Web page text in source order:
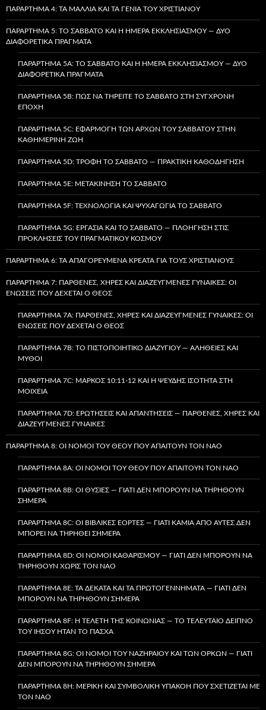
ΠΑΡΆΡΤΗΜΑ 4: ΤΑ ΜΑΛΛΙΆ ΚΑΙ ΤΑ ΓΈΝΙΑ ΤΟΥ ΧΡΙΣΤΙΑΝΟΎ
ΠΑΡΆΡΤΗΜΑ 5: ΤΟ ΣΆΒΒΑΤΟ ΚΑΙ Η ΗΜΈΡΑ ΕΚΚΛΗΣΙΑΣΜΟΎ — ΔΎΟ
ΔΙΑΦΟΡΕΤΙΚΆ ΠΡΆΓΜΑΤΑ
ΠΑΡΆΡΤΗΜΑ 5A: ΤΟ ΣΆΒΒΑΤΟ ΚΑΙ Η ΗΜΈΡΑ ΕΚΚΛΗΣΙΑΣΜΟΎ — ΔΎΟ
ΔΙΑΦΟΡΕΤΙΚΆ ΠΡΆΓΜΑΤΑ
ΠΑΡΆΡΤΗΜΑ 5B: ΠΏΣ ΝΑ ΤΗΡΕΊΤΕ ΤΟ ΣΆΒΒΑΤΟ ΣΤΗ ΣΎΓΧΡΟΝΗ
ΕΠΟΧΉ
ΠΑΡΆΡΤΗΜΑ 5C: ΕΦΑΡΜΟΓΉ ΤΩΝ ΑΡΧΏΝ ΤΟΥ ΣΑΒΒΆΤΟΥ ΣΤΗΝ
ΚΑΘΗΜΕΡΙΝΉ ΖΩΉ
ΠΑΡΆΡΤΗΜΑ 5D: ΤΡΟΦΉ ΤΟ ΣΆΒΒΑΤΟ — ΠΡΑΚΤΙΚΉ ΚΑΘΟΔΉΓΗΣΗ
ΠΑΡΆΡΤΗΜΑ 5E: ΜΕΤΑΚΊΝΗΣΗ ΤΟ ΣΆΒΒΑΤΟ
ΠΑΡΆΡΤΗΜΑ 5F: ΤΕΧΝΟΛΟΓΊΑ ΚΑΙ ΨΥΧΑΓΩΓΊΑ ΤΟ ΣΆΒΒΑΤΟ
ΠΑΡΆΡΤΗΜΑ 5G: ΕΡΓΑΣΊΑ ΚΑΙ ΤΟ ΣΆΒΒΑΤΟ — ΠΛΟΉΓΗΣΗ ΣΤΙΣ
ΠΡΟΚΛΉΣΕΙΣ ΤΟΥ ΠΡΑΓΜΑΤΙΚΟΎ ΚΌΣΜΟΥ
ΠΑΡΆΡΤΗΜΑ 6: ΤΑ ΑΠΑΓΟΡΕΥΜΈΝΑ ΚΡΈΑΤΑ ΓΙΑ ΤΟΥΣ ΧΡΙΣΤΙΑΝΟΎΣ
ΠΑΡΆΡΤΗΜΑ 7: ΠΑΡΘΈΝΕΣ, ΧΉΡΕΣ ΚΑΙ ΔΙΑΖΕΥΓΜΈΝΕΣ ΓΥΝΑΊΚΕΣ: ΟΙ
ΕΝΏΣΕΙΣ ΠΟΥ ΔΈΧΕΤΑΙ Ο ΘΕΌΣ
ΠΑΡΆΡΤΗΜΑ 7A: ΠΑΡΘΈΝΕΣ, ΧΉΡΕΣ ΚΑΙ ΔΙΑΖΕΥΓΜΈΝΕΣ ΓΥΝΑΊΚΕΣ: ΟΙ
ΕΝΏΣΕΙΣ ΠΟΥ ΔΈΧΕΤΑΙ Ο ΘΕΌΣ
ΠΑΡΆΡΤΗΜΑ 7B: ΤΟ ΠΙΣΤΟΠΟΙΗΤΙΚΌ ΔΙΑΖΥΓΊΟΥ — ΑΛΉΘΕΙΕΣ ΚΑΙ
ΜΎΘΟΙ
ΠΑΡΆΡΤΗΜΑ 7C: ΜΆΡΚΟΣ 10:11-12 ΚΑΙ Η ΨΕΥΔΉΣ ΙΣΌΤΗΤΑ ΣΤΗ
ΜΟΙΧΕΊΑ
ΠΑΡΆΡΤΗΜΑ 7D: ΕΡΩΤΉΣΕΙΣ ΚΑΙ ΑΠΑΝΤΉΣΕΙΣ — ΠΑΡΘΈΝΕΣ, ΧΉΡΕΣ ΚΑΙ
ΔΙΑΖΕΥΓΜΈΝΕΣ ΓΥΝΑΊΚΕΣ
ΠΑΡΆΡΤΗΜΑ 8: ΟΙ ΝΌΜΟΙ ΤΟΥ ΘΕΟΎ ΠΟΥ ΑΠΑΙΤΟΎΝ ΤΟΝ ΝΑΌ
ΠΑΡΆΡΤΗΜΑ 8A: ΟΙ ΝΌΜΟΙ ΤΟΥ ΘΕΟΎ ΠΟΥ ΑΠΑΙΤΟΎΝ ΤΟΝ ΝΑΌ
ΠΑΡΆΡΤΗΜΑ 8B: ΟΙ ΘΥΣΊΕΣ — ΓΙΑΤΊ ΔΕΝ ΜΠΟΡΟΎΝ ΝΑ ΤΗΡΗΘΟΎΝ
ΣΉΜΕΡΑ
ΠΑΡΆΡΤΗΜΑ 8C: ΟΙ ΒΙΒΛΙΚΈΣ ΕΟΡΤΈΣ — ΓΙΑΤΊ ΚΑΜΊΑ ΑΠΌ ΑΥΤΈΣ ΔΕΝ
ΜΠΟΡΕΊ ΝΑ ΤΗΡΗΘΕΊ ΣΉΜΕΡΑ
ΠΑΡΆΡΤΗΜΑ 8D: ΟΙ ΝΌΜΟΙ ΚΑΘΑΡΙΣΜΟΎ — ΓΙΑΤΊ ΔΕΝ ΜΠΟΡΟΎΝ ΝΑ
ΤΗΡΗΘΟΎΝ ΧΩΡΊΣ ΤΟΝ ΝΑΌ
ΠΑΡΆΡΤΗΜΑ 8E: ΤΑ ΔΈΚΑΤΑ ΚΑΙ ΤΑ ΠΡΩΤΟΓΕΝΝΉΜΑΤΑ — ΓΙΑΤΊ ΔΕΝ
ΜΠΟΡΟΎΝ ΝΑ ΤΗΡΗΘΟΎΝ ΣΉΜΕΡΑ
ΠΑΡΆΡΤΗΜΑ 8F: Η ΤΕΛΕΤΉ ΤΗΣ ΚΟΙΝΩΝΊΑΣ — ΤΟ ΤΕΛΕΥΤΑΊΟ ΔΕΊΠΝΟ
ΤΟΥ ΙΗΣΟΎ ΉΤΑΝ ΤΟ ΠΆΣΧΑ
ΠΑΡΆΡΤΗΜΑ 8G: ΟΙ ΝΌΜΟΙ ΤΟΥ ΝΑΖΗΡΑΊΟΥ ΚΑΙ ΤΩΝ ΌΡΚΩΝ — ΓΙΑΤΊ
ΔΕΝ ΜΠΟΡΟΎΝ ΝΑ ΤΗΡΗΘΟΎΝ ΣΉΜΕΡΑ
ΠΑΡΆΡΤΗΜΑ 8H: ΜΕΡΙΚΉ ΚΑΙ ΣΥΜΒΟΛΙΚΉ ΥΠΑΚΟΉ ΠΟΥ ΣΧΕΤΊΖΕΤΑΙ ΜΕ
ΤΟΝ ΝΑΌ